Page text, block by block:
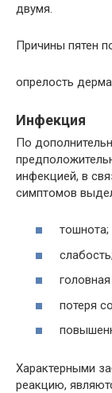
двумя.
Причины пятен
опрелость
Инфекция
По
инфекцией, в
симптомов
тошнота;
слабость;
потеря
Характерными
реакцию,